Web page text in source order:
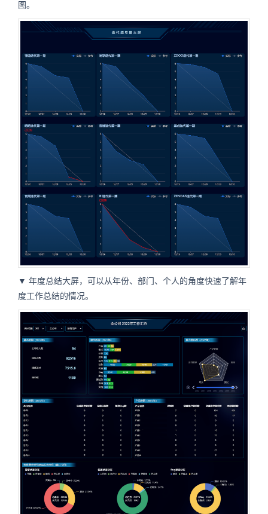
图。
▼ 年度总结大屏，可以从年份、部门、个人的角度快速了解年
度工作总结的情况。